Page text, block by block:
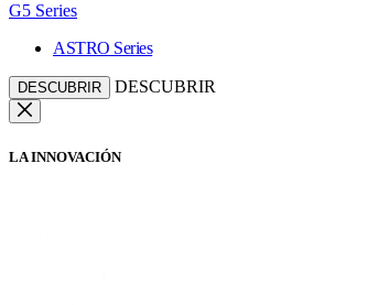
G5 Series
ASTRO Series
DESCUBRIR DESCUBRIR
LA INNOVACIÓN